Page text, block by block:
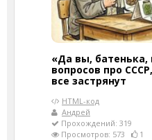
«Да вы, батенька,
вопросов про
все застрянут
HTML-код
Андрей
Прохождений: 319
Просмотров: 573
1